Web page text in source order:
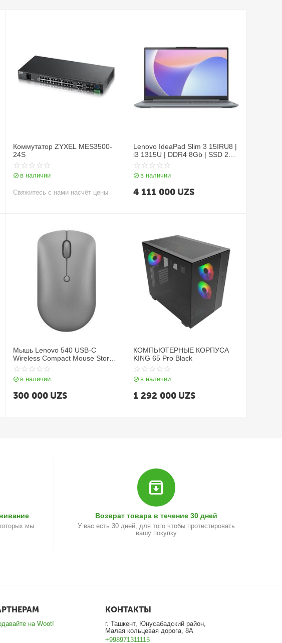
Коммутатор ZYXEL MES3500-
24S
в наличии
Свяжитесь с нами насчёт цены
Lenovo IdeaPad Slim 3 15IRU8 |
i3 1315U | DDR4 8Gb | SSD 256
Gb | 15.6" FHD)
в наличии
4 111 000 UZS
Мышь Lenovo 540 USB-C
Wireless Compact Mouse Storm
Grey (GY51D20867)
в наличии
300 000 UZS
КОМПЬЮТЕРНЫЕ КОРПУСА
KING 65 Pro Black
в наличии
1 292 000 UZS
мы
Возврат товара в течение 30 дней
У вас есть 30 дней, для того чтобы протестировать
вашу покупку
на Woot!
КОНТАКТЫ
г. Ташкент, Юнусабадский район,
Малая кольцевая дорога, 8А
+998971311115